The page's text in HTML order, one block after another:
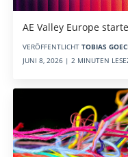
AE Valley Europe
VERÖFFENTLICHT TOBIAS
JUNI 8, 2026 | 2 MINUTEN